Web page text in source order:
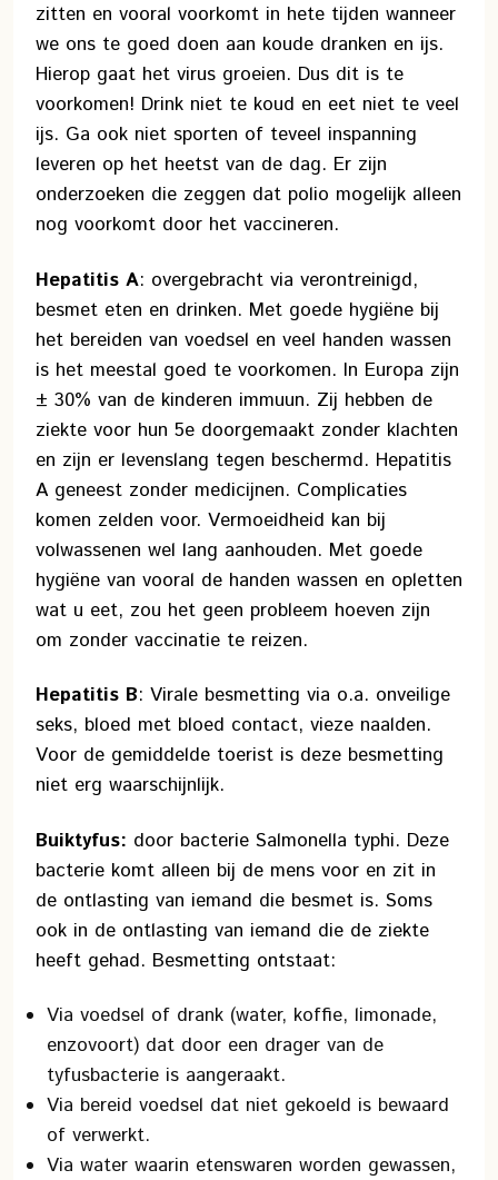
zitten en vooral voorkomt in hete tijden wanneer
we ons te goed doen aan koude dranken en ijs.
Hierop gaat het virus groeien. Dus dit is te
voorkomen! Drink niet te koud en eet niet te veel
ijs. Ga ook niet sporten of teveel inspanning
leveren op het heetst van de dag. Er zijn
onderzoeken die zeggen dat polio mogelijk alleen
nog voorkomt door het vaccineren.
Hepatitis A: overgebracht via verontreinigd,
besmet eten en drinken. Met goede hygiëne bij
het bereiden van voedsel en veel handen wassen
is het meestal goed te voorkomen. In Europa zijn
± 30% van de kinderen immuun. Zij hebben de
ziekte voor hun 5e doorgemaakt zonder klachten
en zijn er levenslang tegen beschermd. Hepatitis
A geneest zonder medicijnen. Complicaties
komen zelden voor. Vermoeidheid kan bij
volwassenen wel lang aanhouden. Met goede
hygiëne van vooral de handen wassen en opletten
wat u eet, zou het geen probleem hoeven zijn
om zonder vaccinatie te reizen.
Hepatitis B: Virale besmetting via o.a. onveilige
seks, bloed met bloed contact, vieze naalden.
Voor de gemiddelde toerist is deze besmetting
niet erg waarschijnlijk.
Buiktyfus: door bacterie Salmonella typhi. Deze
bacterie komt alleen bij de mens voor en zit in
de ontlasting van iemand die besmet is. Soms
ook in de ontlasting van iemand die de ziekte
heeft gehad. Besmetting ontstaat:
Via voedsel of drank (water, koffie, limonade,
enzovoort) dat door een drager van de
tyfusbacterie is aangeraakt.
Via bereid voedsel dat niet gekoeld is bewaard
of verwerkt.
Via water waarin etenswaren worden gewassen,